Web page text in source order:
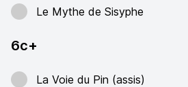
Le Mythe de Sisyphe
6c+
La Voie du Pin (assis)